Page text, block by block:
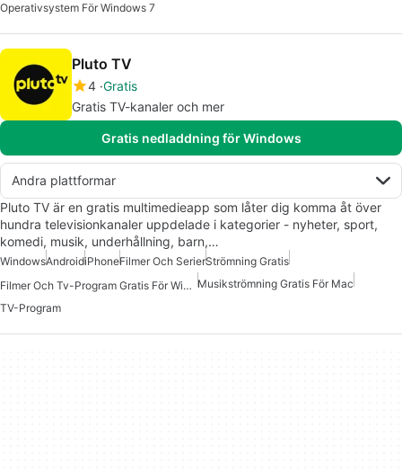
Operativsystem För Windows 7
Pluto TV
4 Gratis
Gratis TV-kanaler och mer
Gratis nedladdning för Windows
Andra plattformar
Pluto TV är en gratis multimedieapp som låter dig komma åt över
hundra televisionkanaler uppdelade i kategorier - nyheter, sport,
komedi, musik, underhållning, barn,…
WindowsAndroidiPhoneFilmer Och SerierStrömning Gratis
Filmer Och Tv-Program Gratis För Windows Musikströmning Gratis För Mac
TV-Program